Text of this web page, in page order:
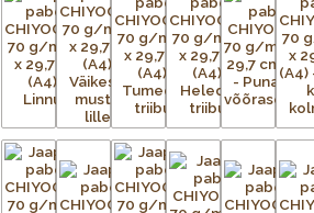
Iga Chiyogami lehe valmistamine on
tuleb valmistada terve hulk mustriga
iga mustris nähtava värvi kohta.
Aluspaber liimitakse esmalt ajutiselt
metallvõrgud. Metallraami peale
trükitav kujutis. Trükivalmis raamid
kinnitatud tootele eraldi. Soovitud kujutis
kaetud. Värvi laialiajamiseks ja üleliigse